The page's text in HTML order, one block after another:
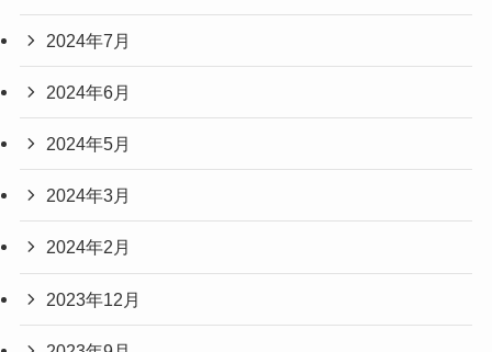
2024年7月
2024年6月
2024年5月
2024年3月
2024年2月
2023年12月